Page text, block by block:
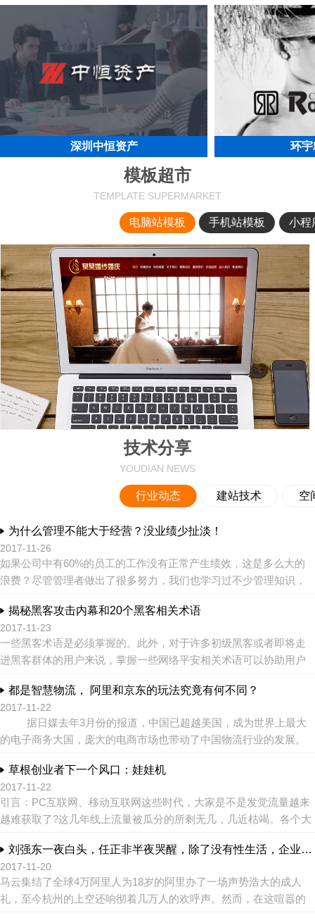
深圳中恒资产 环
模板超市
TEMPLATE SUPERMARKET
电脑站模板 手机站模板 小程
技术分享
YOUDIAN NEWS
行业动态 建站技术 空
为什么管理不能大于经营？没业绩少扯淡！
2017-11-26
如果公司中有60%的员工的工作没有正常产生绩效，这是多么大的
浪费？尽管管理者做出了很多努力，我们也学习过不少管理知识，
了哪里？ ...
揭秘黑客攻击内幕和20个黑客相关术语
2017-11-23
一些黑客术语是必须掌握的。此外，对于许多初级黑客或者即将走
进黑客群体的用户来说，掌握一些网络平安相关术语可以协助用户
专业术语。 ...
都是智慧物流， 阿里和京东的玩法究竟有何不同？
2017-11-22
据日媒去年3月份的报道，中国已超越美国，成为世界上最大
的电子商务大国，庞大的电商市场也带动了中国物流行业的发展。
草根创业者下一个风口：娃娃机
2017-11-22
引言：PC互联网、移动互联网这些时代，大家是不是发觉流量越来
越难获取了?这几年线上流量被瓜分的所剩无几，几近枯竭。各个大
刘强东一夜白头，任正非半夜哭醒，除了没有性生活，企业家更加：死不起、放不下
2017-11-20
马云集结了全球4万阿里人为18岁的阿里办了一场声势浩大的成人
礼，至今杭州的上空还响彻着几万人的欢呼声。然而，在这喧嚣的